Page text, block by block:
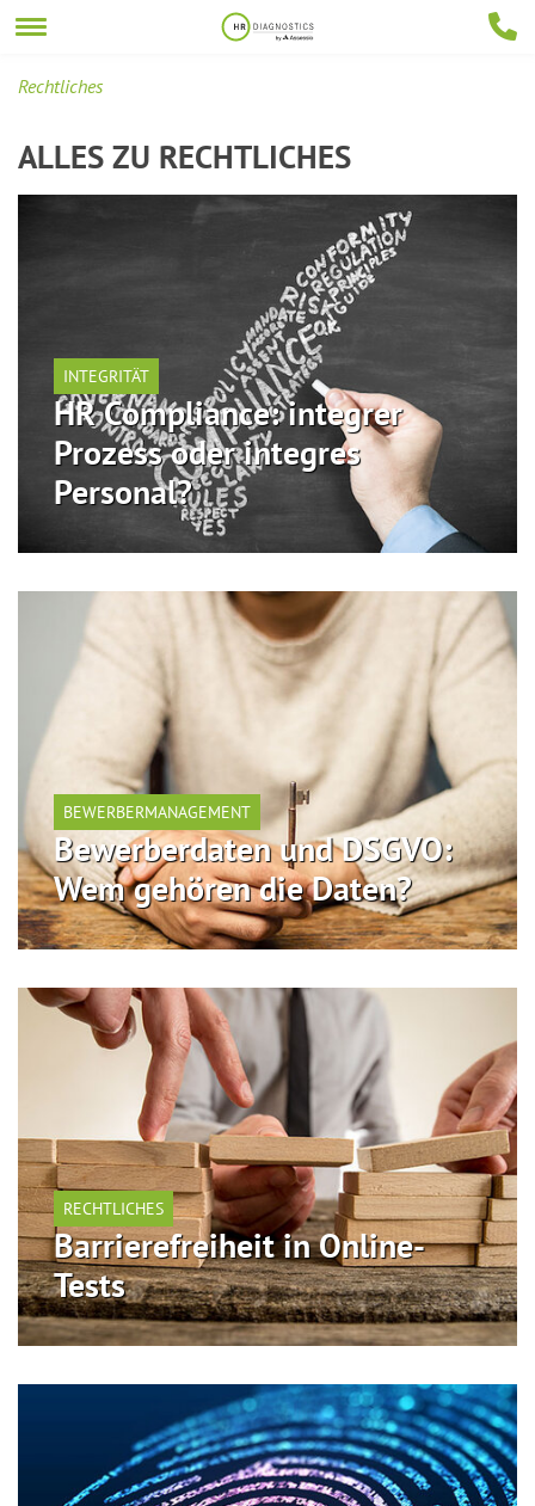
Rechtliches
ALLES ZU RECHTLICHES
INTEGRITÄT
HR Compliance: integrer
Prozess oder integres
Personal?
BEWERBERMANAGEMENT
Bewerberdaten und DSGVO:
Wem gehören die Daten?
RECHTLICHES
Barrierefreiheit in Online-
Tests